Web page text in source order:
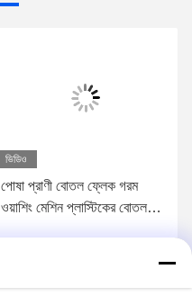
ভিডিও
পোষা প্রাণী বোতল ফ্লেক গরম
ওয়াশিং মেশিন প্লাস্টিকের বোতল